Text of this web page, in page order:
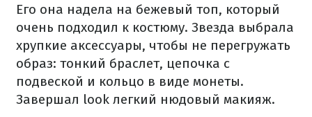
Его она надела на бежевый топ, который
очень подходил к костюму. Звезда выбрала
хрупкие аксессуары, чтобы не перегружать
образ: тонкий браслет, цепочка с
подвеской и кольцо в виде монеты.
Завершал look легкий нюдовый макияж.